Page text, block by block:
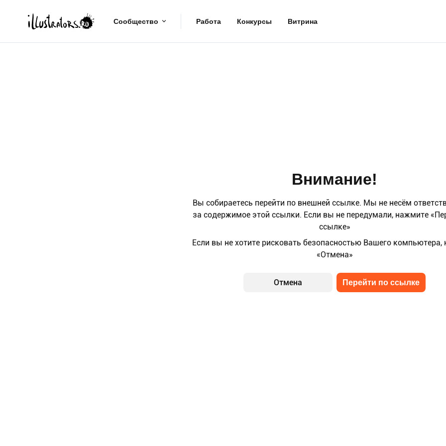
Сообщество Работа Конкурсы Витрина
Внимание!
Вы собираетесь перейти по внешней ссылке. Мы не несём
за содержимое этой ссылки. Если вы не передумали, нажмите
ссылке»
Если вы не хотите рисковать безопасностью Вашего компьютера,
«Отмена»
Отмена Перейти по ссылке